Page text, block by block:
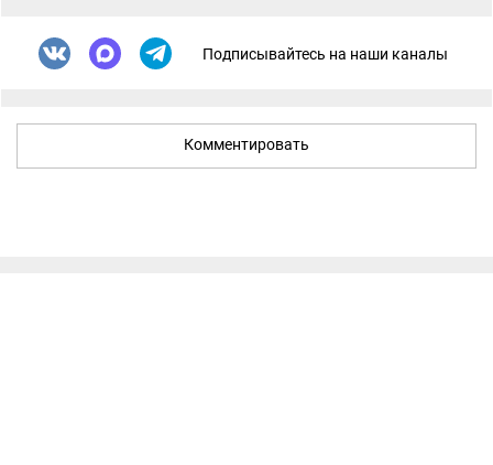
Подписывайтесь на наши каналы
Комментировать